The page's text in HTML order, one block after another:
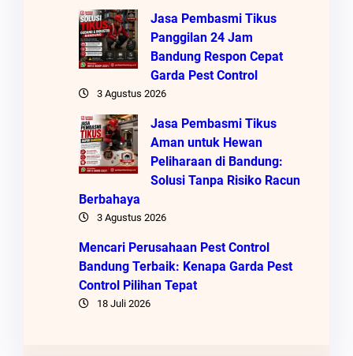
Jasa Pembasmi Tikus
Panggilan 24 Jam
Bandung Respon Cepat
Garda Pest Control
3 Agustus 2026
Jasa Pembasmi Tikus
Aman untuk Hewan
Peliharaan di Bandung:
Solusi Tanpa Risiko Racun
Berbahaya
3 Agustus 2026
Mencari Perusahaan Pest Control
Bandung Terbaik: Kenapa Garda Pest
Control Pilihan Tepat
18 Juli 2026